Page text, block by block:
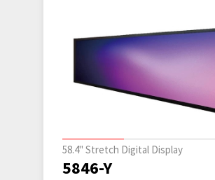
58.4" Stretch Digital Display
5846-Y